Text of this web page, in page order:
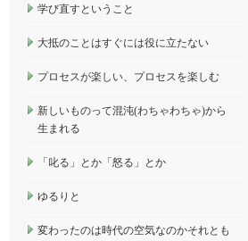
学び直すということ
大抵のことはすぐには役に立たない
プロセスが楽しい、プロセスを楽しむ
新しいものって混沌(わちゃわちゃ)から
生まれる
「叱る」とか「怒る」とか
ゆるりと
変わったのは時代の空気なのかそれとも